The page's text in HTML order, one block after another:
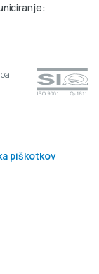
piškotkov